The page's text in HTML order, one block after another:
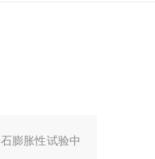
膨胀性试验中